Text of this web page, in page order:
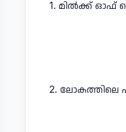
1. മിൽക്ക് ഓഫ്
2. ലോകത്തിലെ